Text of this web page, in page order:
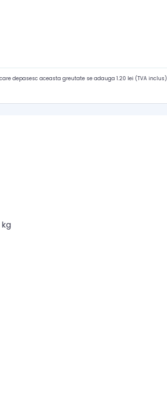
depasesc aceasta greutate se adauga 1.20 lei (TVA inclus)